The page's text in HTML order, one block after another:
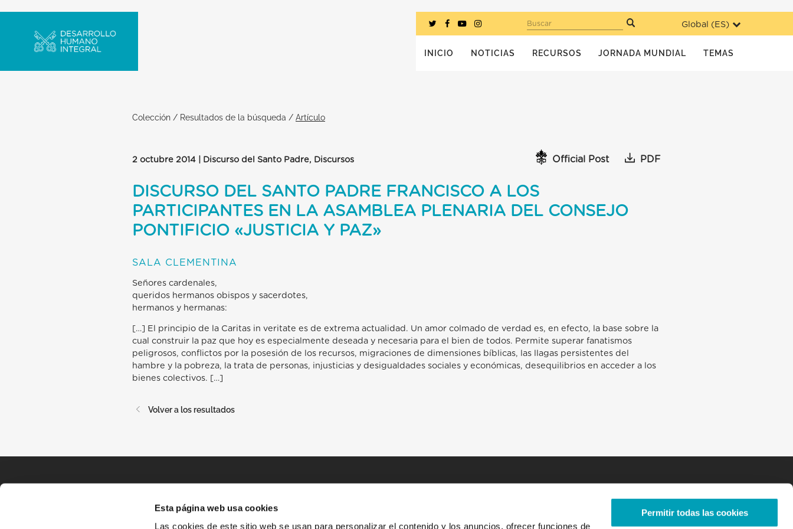
Esta página web usa cookies
Las cookies de este sitio web se usan para personalizar el contenido y los anuncios, ofrecer funciones de
Permitir todas las cookies
Global (ES)
Buscar
INICIO NOTICIAS RECURSOS JORNADA MUNDIAL TEMAS
Colección / Resultados de la búsqueda / Artículo
2 octubre 2014 | Discurso del Santo Padre, Discursos Official Post PDF
DISCURSO DEL SANTO PADRE FRANCISCO A LOS
PARTICIPANTES EN LA ASAMBLEA PLENARIA DEL CONSEJO
PONTIFICIO «JUSTICIA Y PAZ»
SALA CLEMENTINA
Señores cardenales,
queridos hermanos obispos y sacerdotes,
hermanos y hermanas:
[…] El principio de la Caritas in veritate es de extrema actualidad. Un amor colmado de verdad es, en efecto, la base sobre la
cual construir la paz que hoy es especialmente deseada y necesaria para el bien de todos. Permite superar fanatismos
peligrosos, conflictos por la posesión de los recursos, migraciones de dimensiones bíblicas, las llagas persistentes del
hambre y la pobreza, la trata de personas, injusticias y desigualdades sociales y económicas, desequilibrios en acceder a los
bienes colectivos. […]
Volver a los resultados